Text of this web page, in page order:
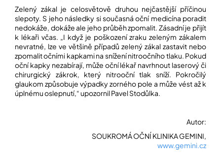
Zelený zákal je celosvětově druhou nejčastější příčinou
slepoty. S jeho následky si současná oční medicína poradit
nedokáže, dokáže ale jeho průběh zpomalit. Zásadní je přijít
k lékaři včas. „I když je poškození zraku zeleným zákalem
nevratné, lze ve většině případů zelený zákal zastavit nebo
zpomalit očními kapkami na snížení nitroočního tlaku. Pokud
oční kapky nezabírají, může oční lékař navrhnout laserový či
chirurgický zákrok, který nitrooční tlak sníží. Pokročilý
glaukom způsobuje výpadky zorného pole a může vést až k
úplnému oslepnutí,“ upozornil Pavel Stodůlka.
Autor:
SOUKROMÁ OČNÍ KLINIKA GEMINI,
www.gemini.cz